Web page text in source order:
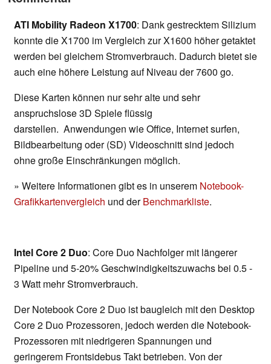
ATI Mobility Radeon X1700: Dank gestrecktem Silizium
konnte die X1700 im Vergleich zur X1600 höher getaktet
werden bei gleichem Stromverbrauch. Dadurch bietet sie
auch eine höhere Leistung auf Niveau der 7600 go.
Diese Karten können nur sehr alte und sehr
anspruchslose 3D Spiele flüssig
darstellen. Anwendungen wie Office, Internet surfen,
Bildbearbeitung oder (SD) Videoschnitt sind jedoch
ohne große Einschränkungen möglich.
» Weitere Informationen gibt es in unserem Notebook-
Grafikkartenvergleich und derBenchmarkliste.
Intel Core 2 Duo: Core Duo Nachfolger mit längerer
Pipeline und 5-20% Geschwindigkeitszuwachs bei 0.5 -
3 Watt mehr Stromverbrauch.
Der Notebook Core 2 Duo ist baugleich mit den Desktop
Core 2 Duo Prozessoren, jedoch werden die Notebook-
Prozessoren mit niedrigeren Spannungen und
geringerem Frontsidebus Takt betrieben. Von der